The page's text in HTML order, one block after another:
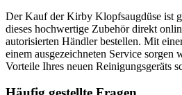
Der Kauf der Kirby Klopfsaugdüse ist
dieses hochwertige Zubehör direkt
autorisierten Händler bestellen. Mit
einem ausgezeichneten Service sorgen
Vorteile Ihres neuen Reinigungsgeräts